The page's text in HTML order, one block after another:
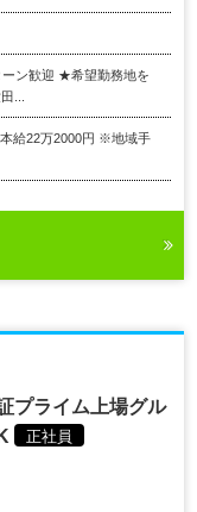
ン歓迎 ★希望勤務地を
...
給22万2000円 ※地域手
プライム上場グル
正社員